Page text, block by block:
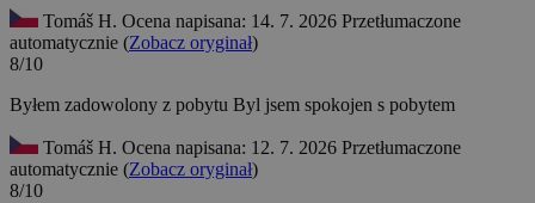
Tomáš H. Ocena napisana: 14. 7. 2026 Przetłumaczone
automatycznie (Zobacz oryginał)
8/10
Byłem zadowolony z pobytu Byl jsem spokojen s pobytem
Tomáš H. Ocena napisana: 12. 7. 2026 Przetłumaczone
automatycznie (Zobacz oryginał)
8/10